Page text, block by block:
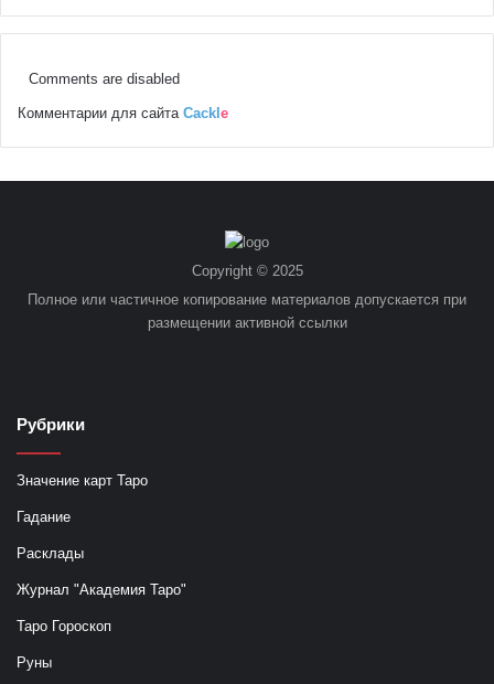
Comments are disabled
Комментарии для сайта Cackl e
Copyright © 2025
Полное или частичное копирование материалов допускается при
размещении активной ссылки
Рубрики
Значение карт Таро
Гадание
Расклады
Журнал "Академия Таро"
Таро Гороскоп
Руны